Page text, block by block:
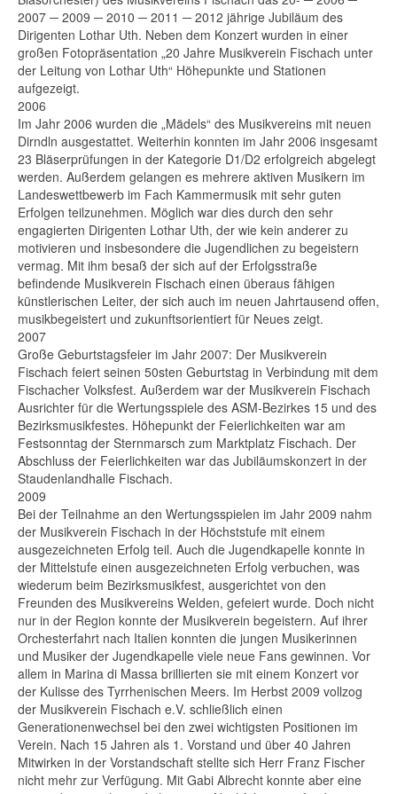
2007 ─ 2009 ─ 2010 ─ 2011 ─ 2012 jährige Jubiläum des
Dirigenten Lothar Uth. Neben dem Konzert wurden in einer
großen Fotopräsentation „20 Jahre Musikverein Fischach unter
der Leitung von Lothar Uth“ Höhepunkte und Stationen
aufgezeigt.
2006
Im Jahr 2006 wurden die „Mädels“ des Musikvereins mit neuen
Dirndln ausgestattet. Weiterhin konnten im Jahr 2006 insgesamt
23 Bläserprüfungen in der Kategorie D1/D2 erfolgreich abgelegt
werden. Außerdem gelangen es mehrere aktiven Musikern im
Landeswettbewerb im Fach Kammermusik mit sehr guten
Erfolgen teilzunehmen. Möglich war dies durch den sehr
engagierten Dirigenten Lothar Uth, der wie kein anderer zu
motivieren und insbesondere die Jugendlichen zu begeistern
vermag. Mit ihm besaß der sich auf der Erfolgsstraße
befindende Musikverein Fischach einen überaus fähigen
künstlerischen Leiter, der sich auch im neuen Jahrtausend offen,
musikbegeistert und zukunftsorientiert für Neues zeigt.
2007
Große Geburtstagsfeier im Jahr 2007: Der Musikverein
Fischach feiert seinen 50sten Geburtstag in Verbindung mit dem
Fischacher Volksfest. Außerdem war der Musikverein Fischach
Ausrichter für die Wertungsspiele des ASM-Bezirkes 15 und des
Bezirksmusikfestes. Höhepunkt der Feierlichkeiten war am
Festsonntag der Sternmarsch zum Marktplatz Fischach. Der
Abschluss der Feierlichkeiten war das Jubiläumskonzert in der
Staudenlandhalle Fischach.
2009
Bei der Teilnahme an den Wertungsspielen im Jahr 2009 nahm
der Musikverein Fischach in der Höchststufe mit einem
ausgezeichneten Erfolg teil. Auch die Jugendkapelle konnte in
der Mittelstufe einen ausgezeichneten Erfolg verbuchen, was
wiederum beim Bezirksmusikfest, ausgerichtet von den
Freunden des Musikvereins Welden, gefeiert wurde. Doch nicht
nur in der Region konnte der Musikverein begeistern. Auf ihrer
Orchesterfahrt nach Italien konnten die jungen Musikerinnen
und Musiker der Jugendkapelle viele neue Fans gewinnen. Vor
allem in Marina di Massa brillierten sie mit einem Konzert vor
der Kulisse des Tyrrhenischen Meers. Im Herbst 2009 vollzog
der Musikverein Fischach e.V. schließlich einen
Generationenwechsel bei den zwei wichtigsten Positionen im
Verein. Nach 15 Jahren als 1. Vorstand und über 40 Jahren
Mitwirken in der Vorstandschaft stellte sich Herr Franz Fischer
nicht mehr zur Verfügung. Mit Gabi Albrecht konnte aber eine